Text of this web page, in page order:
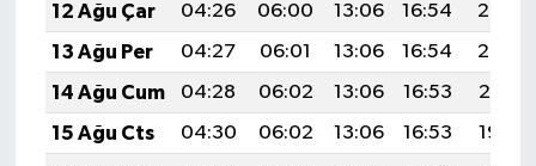
12 Ağu Çar
04:26 06:00 13:06 16:54
20:03
13 Ağu Per
04:27 06:01 13:06 16:54
20:02
14 Ağu Cum
04:28 06:02 13:06 16:53
20:01
15 Ağu Cts
04:30 06:02 13:06 16:53
19:59